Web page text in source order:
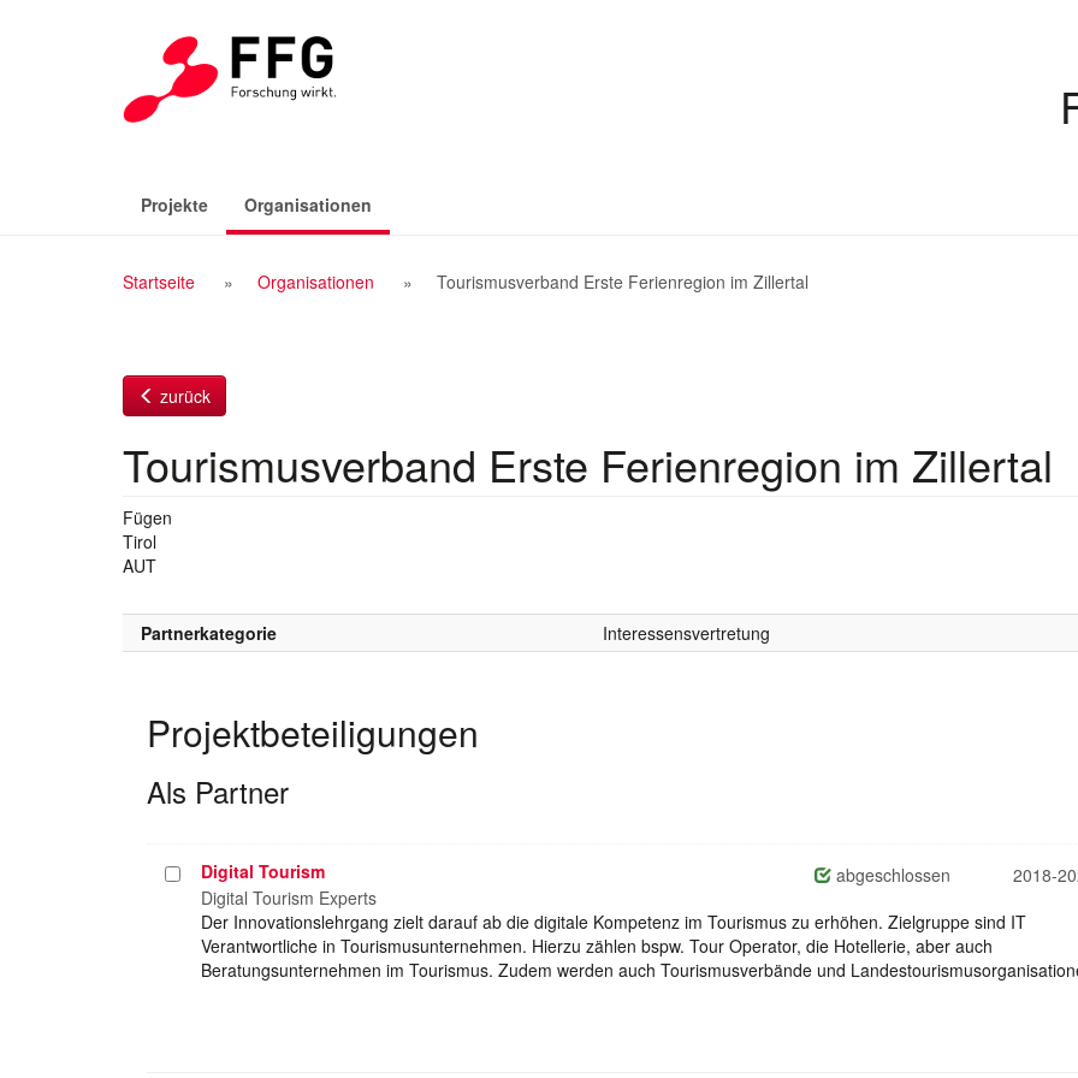
Projekte Organisationen
Breadcrumb
Startseite Organisationen Tourismusverband Erste Ferienregion im Zillertal
zurück
Tourismusverband Erste Ferienregion im Zillertal
Fügen
Tirol
AUT
Partnerkategorie Interessensvertretung
Projektbeteiligungen
Als Partner
Projekt
auswählen
Digital Tourism abgeschlossen
2018-
Digital Tourism Experts
Der Innovationslehrgang zielt darauf ab die digitale Kompetenz im Tourismus zu erhöhen. Zielgruppe sind IT
Verantwortliche in Tourismusunternehmen. Hierzu zählen bspw. Tour Operator, die Hotellerie, aber auch
Beratungsunternehmen im Tourismus. Zudem werden auch Tourismusverbände und